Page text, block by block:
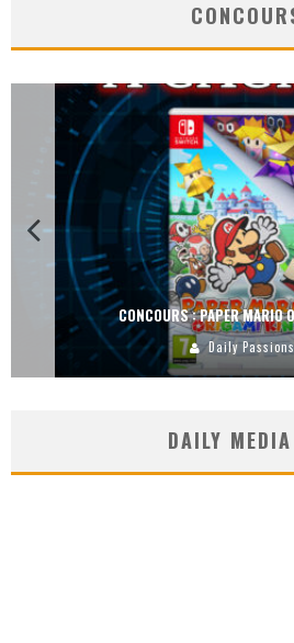
CONCOURS : PAPER MARIO
Daily Passions
DAILY